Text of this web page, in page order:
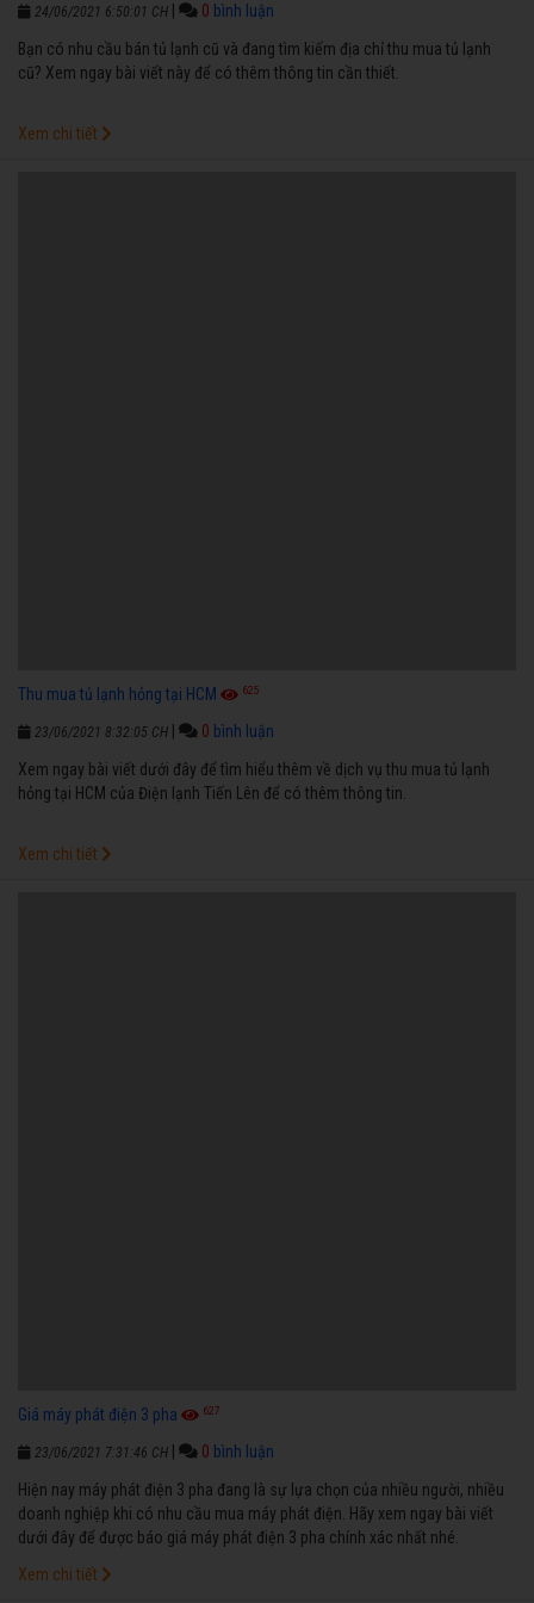
24/06/2021 6:50:01 CH 0 bình luận
Bạn có nhu cầu bán tủ lạnh cũ và đang tìm kiếm địa chỉ thu mua tủ lạnh
cũ? Xem ngay bài viết này để có thêm thông tin cần thiết.
Xem chi tiết
Thu mua tủ lạnh hỏng tại HCM 625
23/06/2021 8:32:05 CH 0 bình luận
Xem ngay bài viết dưới đây để tìm hiểu thêm về dịch vụ thu mua tủ lạnh
hỏng tại HCM của Điện lạnh Tiến Lên để có thêm thông tin.
Xem chi tiết
Giá máy phát điện 3 pha 627
23/06/2021 7:31:46 CH 0 bình luận
Hiện nay máy phát điện 3 pha đang là sự lựa chọn của nhiều người, nhiều
doanh nghiệp khi có nhu cầu mua máy phát điện. Hãy xem ngay bài viết
dưới đây để được báo giá máy phát điện 3 pha chính xác nhất nhé.
Xem chi tiết